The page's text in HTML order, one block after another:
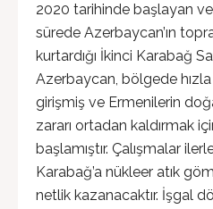
2020 tarihinde başlayan
sürede Azerbaycan’ın
kurtardığı İkinci Karabağ
Azerbaycan, bölgede
girişmiş ve Ermenilerin
zararı ortadan kaldırmak
başlamıştır. Çalışmalar
Karabağ’a nükleer atık
netlik kazanacaktır. İşgal